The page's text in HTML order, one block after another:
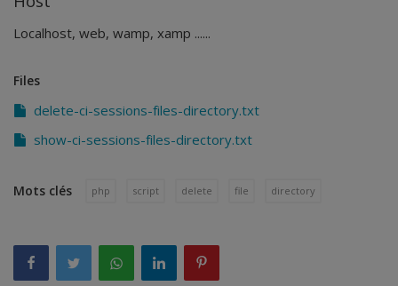
Localhost, web, wamp, xamp ......
Files
delete-ci-sessions-files-directory.txt
show-ci-sessions-files-directory.txt
Mots clés php script delete file directory